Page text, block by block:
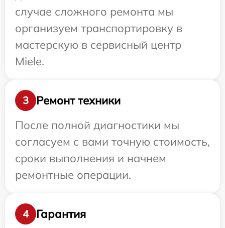
случае сложного ремонта мы
организуем транспортировку в
мастерскую в сервисный центр
Miele.
3
Ремонт техники
После полной диагностики мы
согласуем с вами точную стоимость,
сроки выполнения и начнем
ремонтные операции.
4
Гарантия